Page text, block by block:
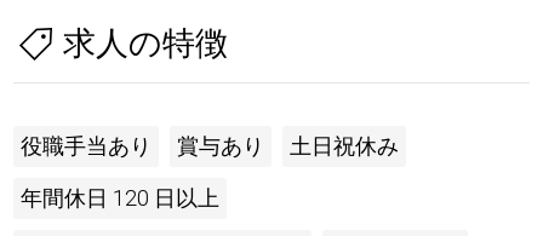
求人の特徴
役職手当あり 賞与あり 土日祝休み
年間休日 120 日以上